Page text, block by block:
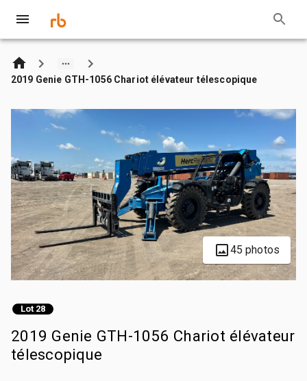
2019 Genie GTH-1056 Chariot élévateur télescopique
45 photos
Lot 28
2019 Genie GTH-1056 Chariot élévateur
télescopique